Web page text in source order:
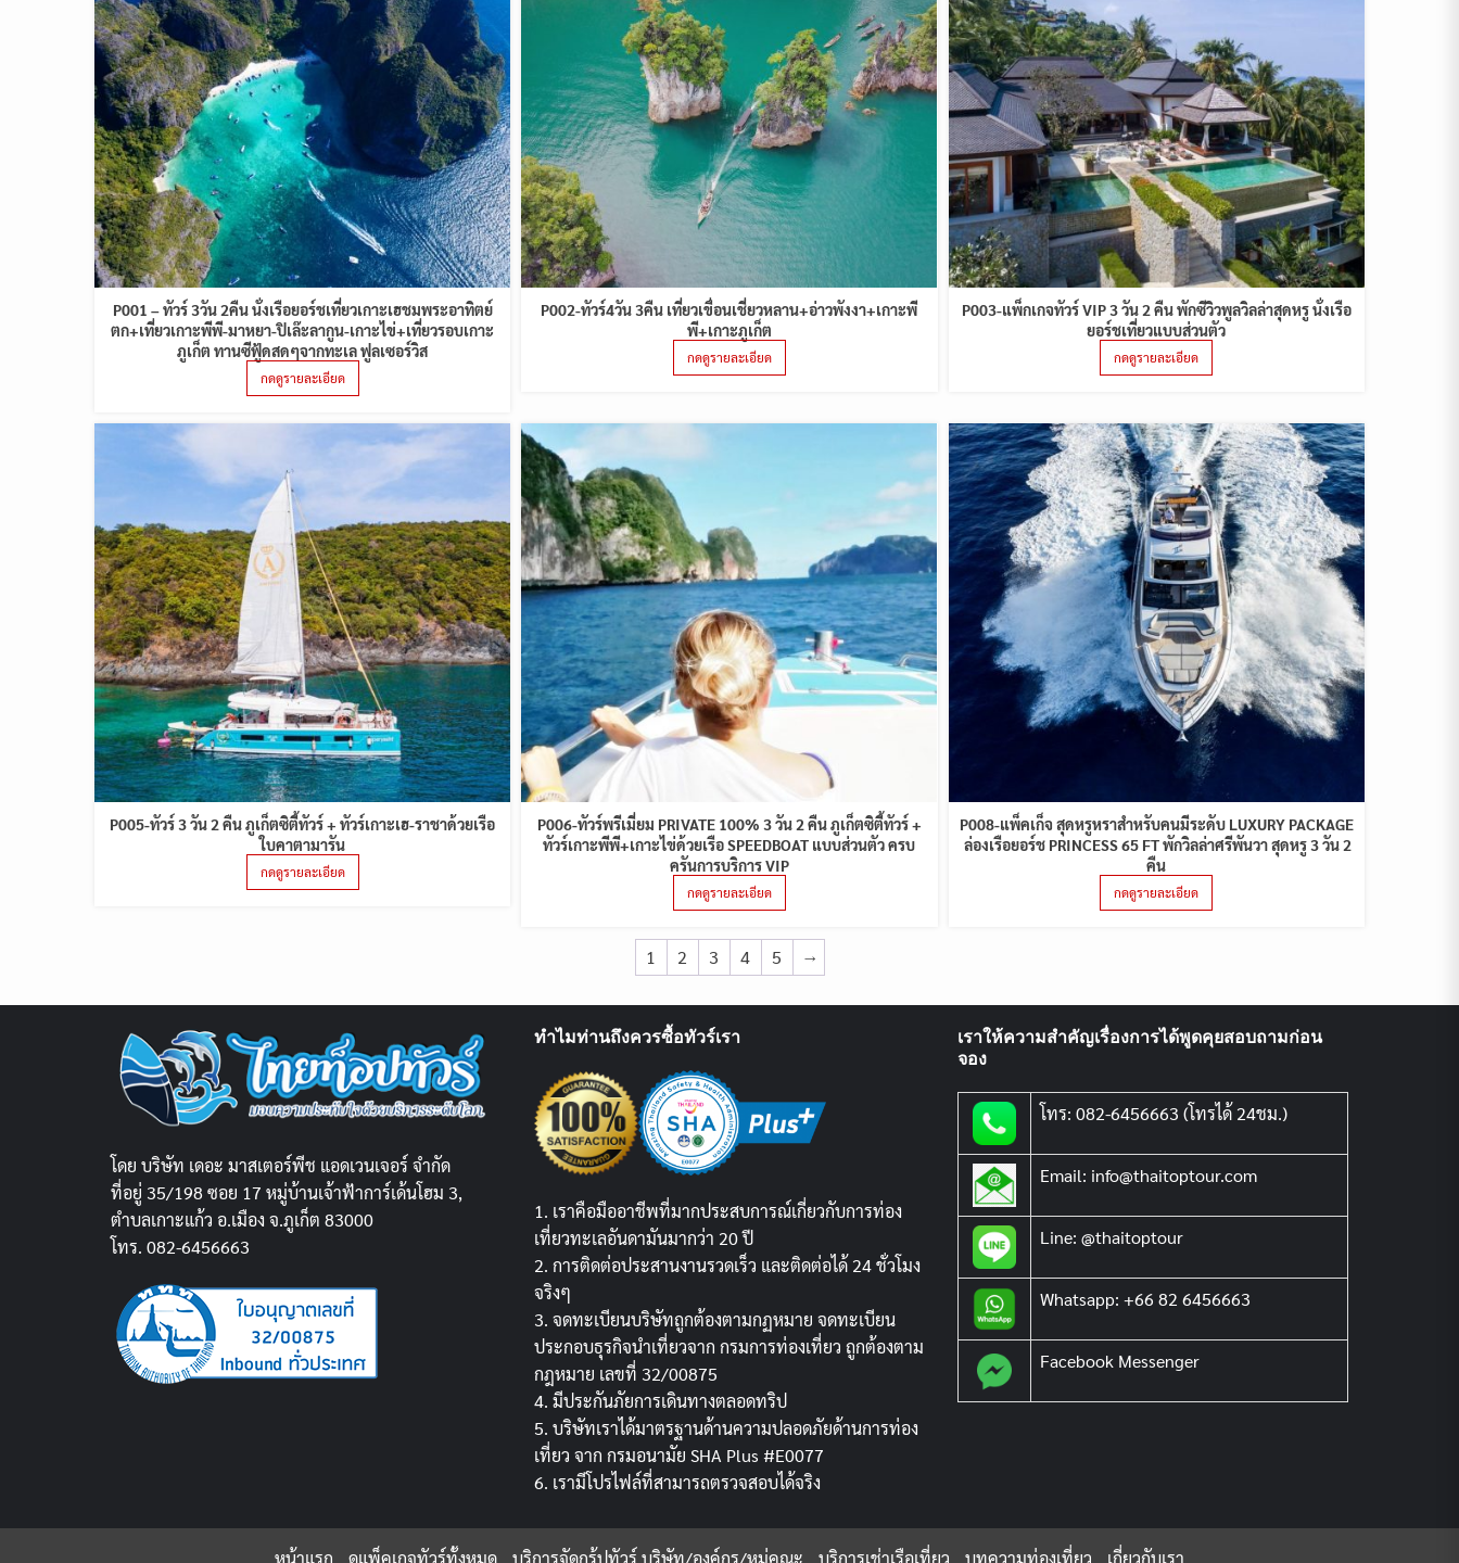
P001 – ทัวร์ 3วัน 2คืน นั่งเรือยอร์ชเที่ยวเกาะเฮชมพระอาทิตย์
ตก+เที่ยวเกาะพีพี-มาหยา-ปิเล๊ะลากูน-เกาะไข่+เที่ยวรอบเกาะ
ภูเก็ต ทานซีฟู้ดสดๆจากทะเล ฟูลเซอร์วิส
กดดูรายละเอียด
P002-ทัวร์4วัน 3คืน เที่ยวเขื่อนเชี่ยวหลาน+อ่าวพังงา+เกาะพี
พี+เกาะภูเก็ต
กดดูรายละเอียด
P003-แพ็กเกจทัวร์ VIP 3 วัน 2 คืน พักซีวิวพูลวิลล่าสุดหรู นั่งเรือ
ยอร์ชเที่ยวแบบส่วนตัว
กดดูรายละเอียด
P005-ทัวร์ 3 วัน 2 คืน ภูเก็ตซิตี้ทัวร์ + ทัวร์เกาะเฮ-ราชาด้วยเรือ
ใบคาตามารัน
กดดูรายละเอียด
P006-ทัวร์พรีเมี่ยม PRIVATE 100% 3 วัน 2 คืน ภูเก็ตซิตี้ทัวร์ +
ทัวร์เกาะพีพี+เกาะไข่ด้วยเรือ SPEEDBOAT แบบส่วนตัว ครบ
ครันการบริการ VIP
กดดูรายละเอียด
P008-แพ็คเก็จ สุดหรูหราสำหรับคนมีระดับ LUXURY PACKAGE
ล่องเรือยอร์ช PRINCESS 65 FT พักวิลล่าศรีพันวา สุดหรู 3 วัน 2
คืน
กดดูรายละเอียด
1 2 3 4 5 →
โดย บริษัท เดอะ มาสเตอร์พีช แอดเวนเจอร์ จำกัด
ที่อยู่ 35/198 ซอย 17 หมู่บ้านเจ้าฟ้าการ์เด้นโฮม 3,
ตำบลเกาะแก้ว อ.เมือง จ.ภูเก็ต 83000
โทร. 082-6456663
ทำไมท่านถึงควรซื้อทัวร์เรา
1. เราคือมืออาชีพที่มากประสบการณ์เกี่ยวกับการท่อง
เที่ยวทะเลอันดามันมากว่า 20 ปี
2. การติดต่อประสานงานรวดเร็ว และติดต่อได้ 24 ชั่วโมง
จริงๆ
3. จดทะเบียนบริษัทถูกต้องตามกฏหมาย จดทะเบียน
ประกอบธุรกิจนำเที่ยวจาก กรมการท่องเที่ยว ถูกต้องตาม
กฎหมาย เลขที่ 32/00875
4. มีประกันภัยการเดินทางตลอดทริป
5. บริษัทเราได้มาตรฐานด้านความปลอดภัยด้านการท่อง
เที่ยว จาก กรมอนามัย SHA Plus #E0077
6. เรามีโปรไฟล์ที่สามารถตรวจสอบได้จริง
เราให้ความสำคัญเรื่องการได้พูดคุยสอบถามก่อน
จอง
โทร: 082-6456663 (โทรได้ 24ชม.)
Email: info@thaitoptour.com
Line: @thaitoptour
Whatsapp: +66 82 6456663
Facebook Messenger
หน้าแรก ดูแพ็คเกจทัวร์ทั้งหมด บริการจัดกรุ้ปทัวร์ บริษัท/องค์กร/หมู่คณะ บริการเช่าเรือเที่ยว บทความท่องเที่ยว เกี่ยวกับเรา